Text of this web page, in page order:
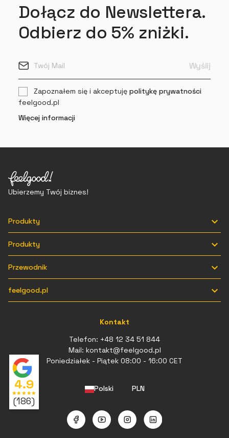
Dołącz do Newslettera.
Odbierz do 5% zniżki.
Zapoznałem się i akceptuję politykę prywatności
feelgood.pl
Więcej informacji
Ubierzemy Twój biznes!
Produkty 
Produkty 
Przewodnik 
feelgood.pl 
Kontakt
Telefon: +48 12 34 51 844
Mail: kontakt@feelgood.pl
Poniedziałek - Piątek 08:00 - 16:00 CET
Polski PLN
4.9
starstar star starstar
(186)